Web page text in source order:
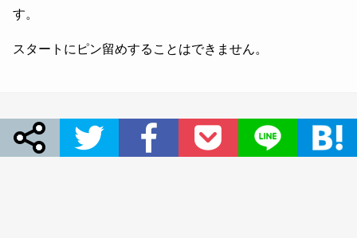
す。
スタートにピン留めすることはできません。